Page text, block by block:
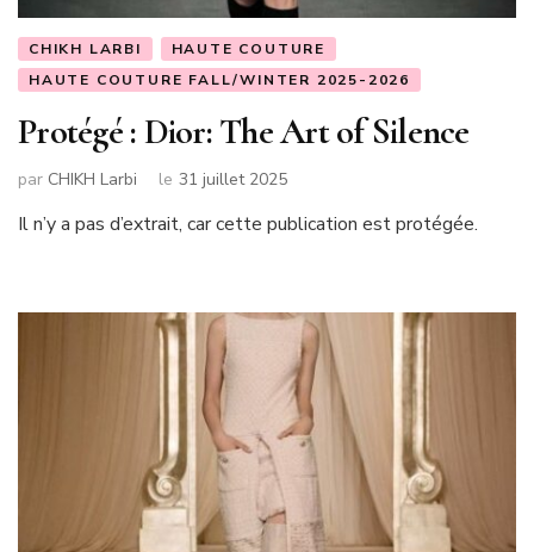
CHIKH LARBI
HAUTE COUTURE
HAUTE COUTURE FALL/WINTER 2025-2026
Protégé : Dior: The Art of Silence
par CHIKH Larbi le 31 juillet 2025
Il n’y a pas d’extrait, car cette publication est protégée.